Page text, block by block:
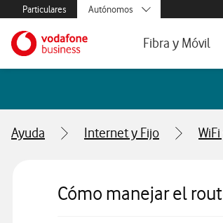
Menús secundarios. Enlace a particulares,
Particulares
Menus de segmentación para
Autónomos
y AA.PP.
Ir a la pagina principal de vodafone.esFibra y Móvil
Configura tu
Mi Negocio Pro
Ayuda Internet y Fijo
Cómo manejar el